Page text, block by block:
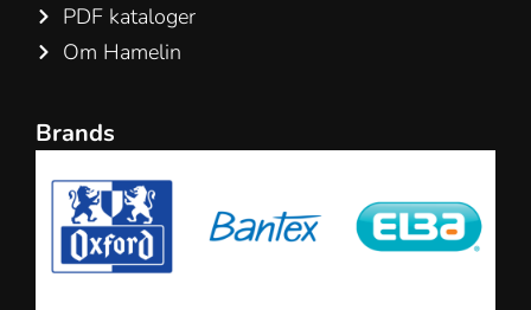
PDF kataloger
Om Hamelin
Brands